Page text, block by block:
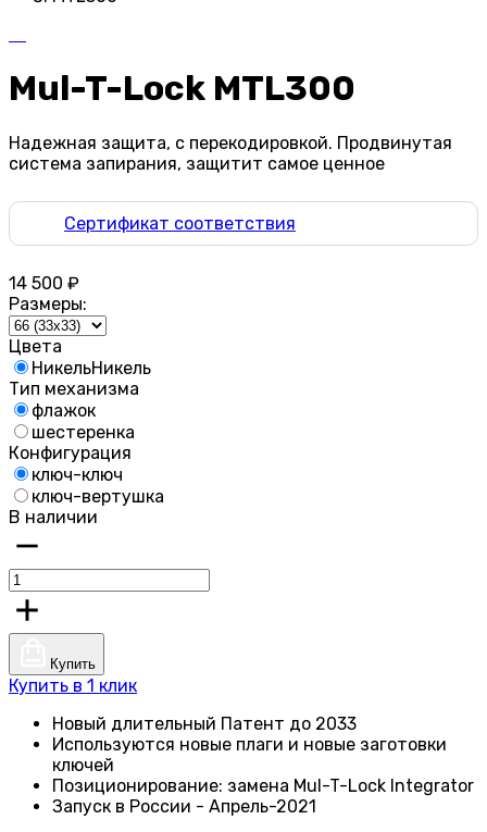
Mul-T-Lock MTL300
Надежная защита, с перекодировкой. Продвинутая
система запирания, защитит самое ценное
Сертификат соответствия
14 500 ₽
Размеры:
Цвета
НикельНикель
Тип механизма
флажок
шестеренка
Конфигурация
ключ-ключ
ключ-вертушка
В наличии
Купить
Купить в 1 клик
Новый длительный Патент до 2033
Используются новые плаги и новые заготовки
ключей
Позиционирование: замена Mul-T-Lock Integrator
Запуск в России - Апрель-2021